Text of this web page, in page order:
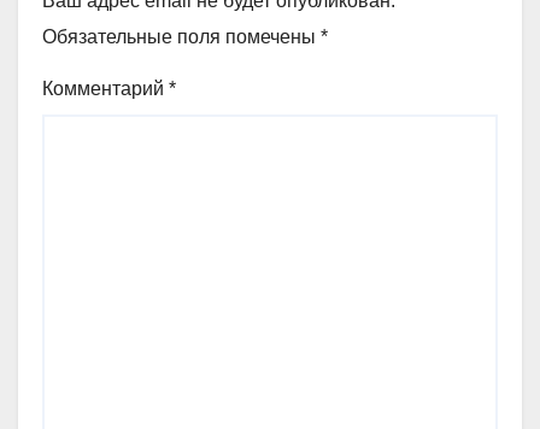
Обязательные поля помечены *
Комментарий *